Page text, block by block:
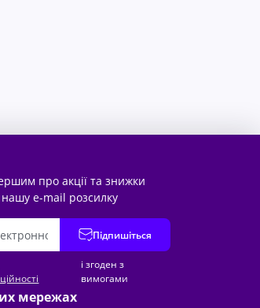
мережах
про акції та знижки
e-mail розсилку
Підпишіться
і згоден з
вимогами